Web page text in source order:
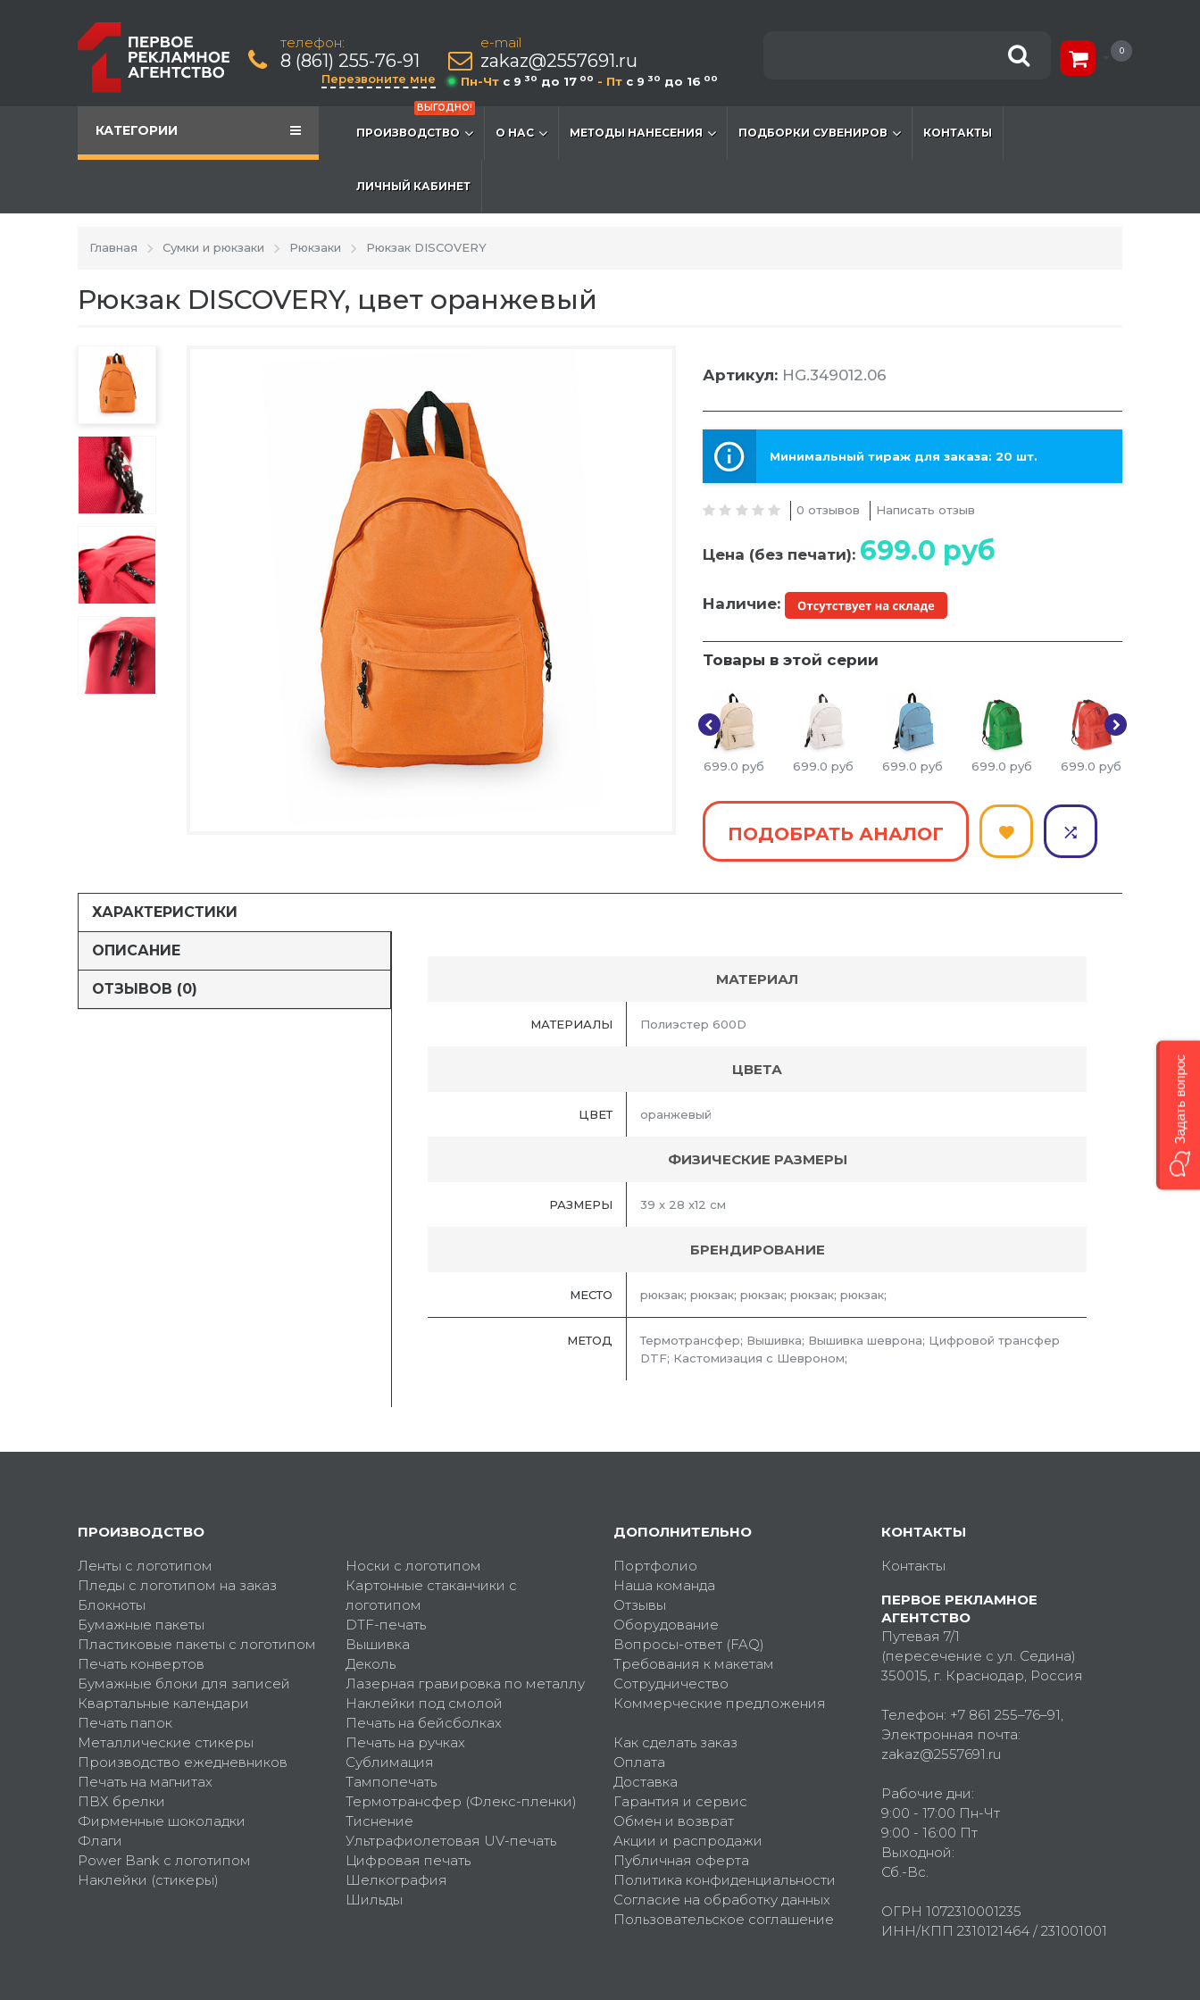
телефон:
8 (861) 255-76-91
Перезвоните мне
e-mail
zakaz@2557691.ru
Пн-Чт c 9 30 до 17 00 - Пт c 9 30 до 16 00
0
КАТЕГОРИИ
ВЫГОДНО!
ПРОИЗВОДСТВО О НАС МЕТОДЫ НАНЕСЕНИЯ ПОДБОРКИ СУВЕНИРОВ КОНТАКТЫ
ЛИЧНЫЙ КАБИНЕТ
Главная Сумки и рюкзаки Рюкзаки Рюкзак DISCOVERY
Рюкзак DISCOVERY, цвет оранжевый
Артикул: HG.349012.06
Минимальный тираж для заказа: 20 шт.
0 отзывов Написать отзыв
Цена (без печати): 699.0 руб
Наличие:
Товары в этой серии
699.0 руб 699.0 руб 699.0 руб 699.0 руб 699.0 руб
ПОДОБРАТЬ АНАЛОГ
ХАРАКТЕРИСТИКИ
ОПИСАНИЕ
ОТЗЫВОВ (0)
МАТЕРИАЛ
МАТЕРИАЛЫ Полиэстер 600D
ЦВЕТА
ЦВЕТ оранжевый
ФИЗИЧЕСКИЕ РАЗМЕРЫ
РАЗМЕРЫ 39 x 28 x12 см
БРЕНДИРОВАНИЕ
МЕСТО рюкзак; рюкзак; рюкзак; рюкзак; рюкзак;
МЕТОД
Термотрансфер; Вышивка; Вышивка шеврона; Цифровой трансфер
DTF; Кастомизация с Шевроном;
ПРОИЗВОДСТВО
Ленты с логотипом
Пледы с логотипом на заказ
Блокноты
Бумажные пакеты
Пластиковые пакеты с логотипом
Печать конвертов
Бумажные блоки для записей
Квартальные календари
Печать папок
Металлические стикеры
Производство ежедневников
Печать на магнитах
ПВХ брелки
Фирменные шоколадки
Флаги
Power Bank с логотипом
Наклейки (стикеры)
Носки с логотипом
Картонные стаканчики с
логотипом
DTF-печать
Вышивка
Деколь
Лазерная гравировка по металлу
Наклейки под смолой
Печать на бейсболках
Печать на ручках
Сублимация
Тампопечать
Термотрансфер (Флекс-пленки)
Тиснение
Ультрафиолетовая UV-печать
Цифровая печать
Шелкография
Шильды
ДОПОЛНИТЕЛЬНО
Портфолио
Наша команда
Отзывы
Оборудование
Вопросы-ответ (FAQ)
Требования к макетам
Сотрудничество
Коммерческие предложения
Как сделать заказ
Оплата
Доставка
Гарантия и сервис
Обмен и возврат
Акции и распродажи
Публичная оферта
Политика конфиденциальности
Согласие на обработку данных
Пользовательское соглашение
КОНТАКТЫ
Контакты
ПЕРВОЕ РЕКЛАМНОЕ
АГЕНТСТВО
Путевая 7/1
(пересечение с ул. Седина)
350015, г. Краснодар, Россия
Телефон: +7 861 255–76–91,
Электронная почта:
zakaz@2557691.ru
Рабочие дни:
9:00 - 17:00 Пн-Чт
9:00 - 16:00 Пт
Выходной:
Сб.-Вс.
ОГРН 1072310001235
ИНН/КПП 2310121464 / 231001001
Задать вопрос